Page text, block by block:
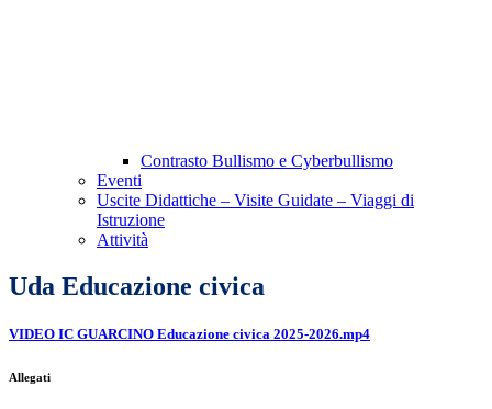
Contrasto Bullismo e Cyberbullismo
Eventi
Uscite Didattiche – Visite Guidate – Viaggi di
Istruzione
Attività
Uda Educazione civica
VIDEO IC GUARCINO Educazione civica 2025-2026.mp4
Allegati